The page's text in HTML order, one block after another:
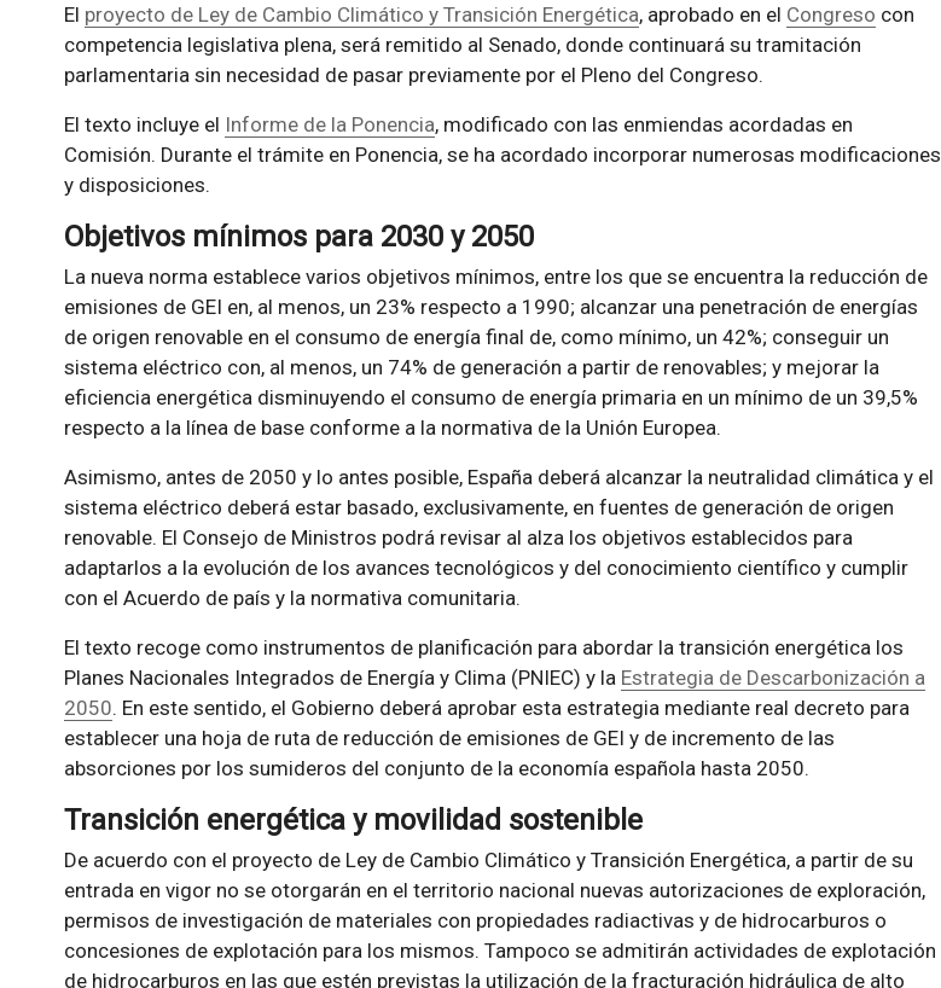
El proyecto de Ley de Cambio Climático y Transición Energética, aprobado en el Congreso con
competencia legislativa plena, será remitido al Senado, donde continuará su tramitación
parlamentaria sin necesidad de pasar previamente por el Pleno del Congreso.
El texto incluye el Informe de la Ponencia, modificado con las enmiendas acordadas en
Comisión. Durante el trámite en Ponencia, se ha acordado incorporar numerosas modificaciones
y disposiciones.
Objetivos mínimos para 2030 y 2050
La nueva norma establece varios objetivos mínimos, entre los que se encuentra la reducción de
emisiones de GEI en, al menos, un 23% respecto a 1990; alcanzar una penetración de energías
de origen renovable en el consumo de energía final de, como mínimo, un 42%; conseguir un
sistema eléctrico con, al menos, un 74% de generación a partir de renovables; y mejorar la
eficiencia energética disminuyendo el consumo de energía primaria en un mínimo de un 39,5%
respecto a la línea de base conforme a la normativa de la Unión Europea.
Asimismo, antes de 2050 y lo antes posible, España deberá alcanzar la neutralidad climática y el
sistema eléctrico deberá estar basado, exclusivamente, en fuentes de generación de origen
renovable. El Consejo de Ministros podrá revisar al alza los objetivos establecidos para
adaptarlos a la evolución de los avances tecnológicos y del conocimiento científico y cumplir
con el Acuerdo de país y la normativa comunitaria.
El texto recoge como instrumentos de planificación para abordar la transición energética los
Planes Nacionales Integrados de Energía y Clima (PNIEC) y la Estrategia de Descarbonización a
2050. En este sentido, el Gobierno deberá aprobar esta estrategia mediante real decreto para
establecer una hoja de ruta de reducción de emisiones de GEI y de incremento de las
absorciones por los sumideros del conjunto de la economía española hasta 2050.
Transición energética y movilidad sostenible
De acuerdo con el proyecto de Ley de Cambio Climático y Transición Energética, a partir de su
entrada en vigor no se otorgarán en el territorio nacional nuevas autorizaciones de exploración,
permisos de investigación de materiales con propiedades radiactivas y de hidrocarburos o
concesiones de explotación para los mismos. Tampoco se admitirán actividades de explotación
de hidrocarburos en las que estén previstas la utilización de la fracturación hidráulica de alto